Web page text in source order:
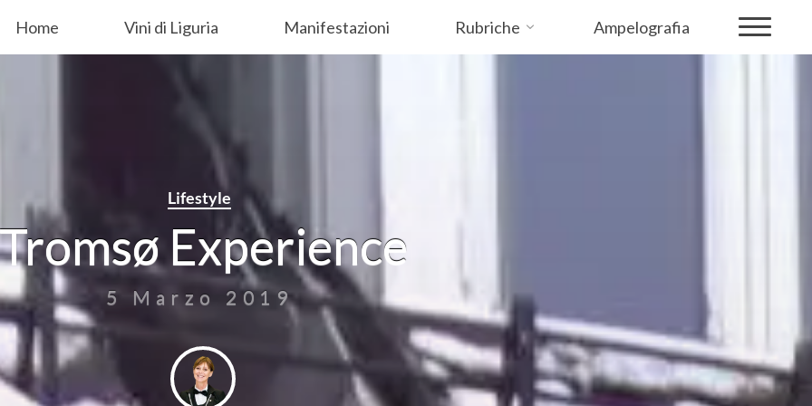
Home Vini di Liguria Manifestazioni Rubriche Ampelografia
Lifestyle
Experience
5 Marzo 2019